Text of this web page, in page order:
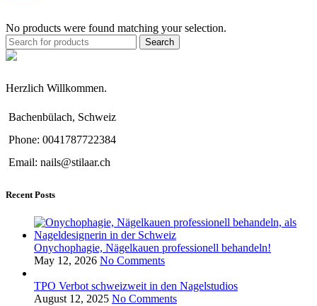
No products were found matching your selection.
Search
Herzlich Willkommen.
Bachenbülach, Schweiz
Phone: 0041787722384
Email: nails@stilaar.ch
Recent Posts
Onychophagie, Nägelkauen professionell behandeln!
May 12, 2026 No Comments
TPO Verbot schweizweit in den Nagelstudios
August 12, 2025 No Comments